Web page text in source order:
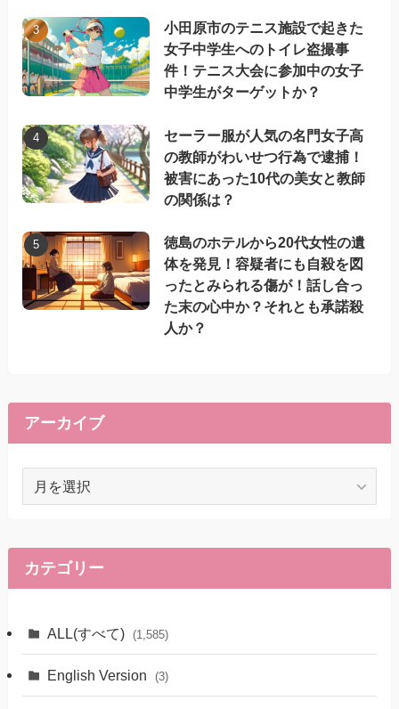
小田原市のテニス施設で起きた
女子中学生へのトイレ盗撮事
件！テニス大会に参加中の女子
中学生がターゲットか？
セーラー服が人気の名門女子高
の教師がわいせつ行為で逮捕！
被害にあった10代の美女と教師
の関係は？
徳島のホテルから20代女性の遺
体を発見！容疑者にも自殺を図
ったとみられる傷が！話し合っ
た末の心中か？それとも承諾殺
人か？
アーカイブ
イ
ブ
カテゴリー
ALL(すべて) (1,585)
English Version (3)